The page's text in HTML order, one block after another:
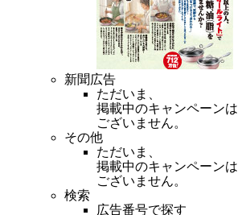
新聞広告
ただいま、
掲載中のキャンペーンは
ございません。
その他
ただいま、
掲載中のキャンペーンは
ございません。
検索
広告番号で探す